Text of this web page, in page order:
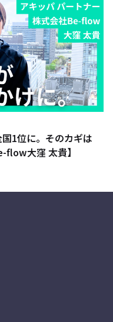
1位に。そのカギは
flow大窪 太貴】